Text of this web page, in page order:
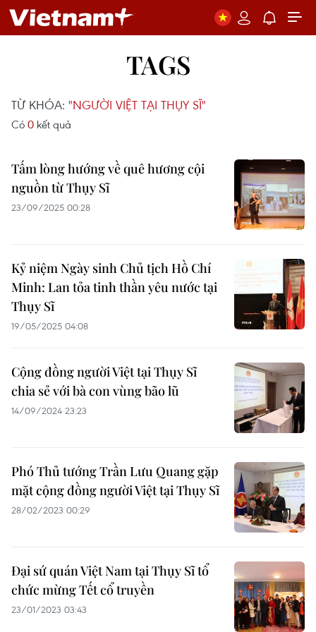
TAGS
TỪ KHÓA: "NGƯỜI VIỆT TẠI THỤY SĨ"
Có 0 kết quả
Tấm lòng hướng về quê hương cội
nguồn từ Thụy Sĩ
23/09/2025 00:28
Kỷ niệm Ngày sinh Chủ tịch Hồ Chí
Minh: Lan tỏa tinh thần yêu nước tại
Thụy Sĩ
19/05/2025 04:08
Cộng đồng người Việt tại Thụy Sĩ
chia sẻ với bà con vùng bão lũ
14/09/2024 23:23
Phó Thủ tướng Trần Lưu Quang gặp
mặt cộng đồng người Việt tại Thụy Sĩ
28/02/2023 00:29
Đại sứ quán Việt Nam tại Thụy Sĩ tổ
chức mừng Tết cổ truyền
23/01/2023 03:43